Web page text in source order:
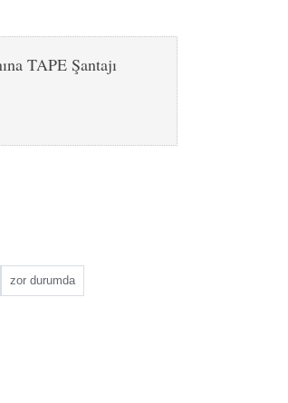
TAPE Şantajı
zor durumda